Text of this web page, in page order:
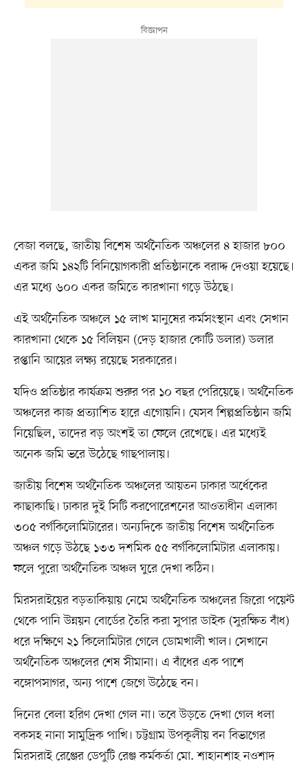
বেজা বলছে, জাতীয় বিশেষ অর্থনৈতিক অঞ্চলের ৪ হাজার ৮০০
একর জমি ১৪২টি বিনিয়োগকারী প্রতিষ্ঠানকে বরাদ্দ দেওয়া হয়েছে।
এর মধ্যে ৬০০ একর জমিতে কারখানা গড়ে উঠছে।
এই অর্থনৈতিক অঞ্চলে ১৫ লাখ মানুষের কর্মসংস্থান এবং সেখান
কারখানা থেকে ১৫ বিলিয়ন (দেড় হাজার কোটি ডলার) ডলার
রপ্তানি আয়ের লক্ষ্য রয়েছে সরকারের।
যদিও প্রতিষ্ঠার কার্যক্রম শুরুর পর ১০ বছর পেরিয়েছে। অর্থনৈতিক
অঞ্চলের কাজ প্রত্যাশিত হারে এগোয়নি। যেসব শিল্পপ্রতিষ্ঠান জমি
নিয়েছিল, তাদের বড় অংশই তা ফেলে রেখেছে। এর মধ্যেই
অনেক জমি ভরে উঠেছে গাছপালায়।
জাতীয় বিশেষ অর্থনৈতিক অঞ্চলের আয়তন ঢাকার অর্ধেকের
কাছাকাছি। ঢাকার দুই সিটি করপোরেশনের আওতাধীন এলাকা
৩০৫ বর্গকিলোমিটারের। অন্যদিকে জাতীয় বিশেষ অর্থনৈতিক
অঞ্চল গড়ে উঠছে ১৩৩ দশমিক ৫৫ বর্গকিলোমিটার এলাকায়।
ফলে পুরো অর্থনৈতিক অঞ্চল ঘুরে দেখা কঠিন।
মিরসরাইয়ের বড়তাকিয়ায় নেমে অর্থনৈতিক অঞ্চলের জিরো পয়েন্ট
থেকে পানি উন্নয়ন বোর্ডের তৈরি করা সুপার ডাইক (সুরক্ষিত বাঁধ)
ধরে দক্ষিণে ২১ কিলোমিটার গেলে ডোমখালী খাল। সেখানে
অর্থনৈতিক অঞ্চলের শেষ সীমানা। এ বাঁধের এক পাশে
বঙ্গোপসাগর, অন্য পাশে জেগে উঠেছে বন।
দিনের বেলা হরিণ দেখা গেল না। তবে উড়তে দেখা গেল ধলা
বকসহ নানা সামুদ্রিক পাখি। চট্টগ্রাম উপকূলীয় বন বিভাগের
মিরসরাই রেঞ্জের ডেপুটি রেঞ্জ কর্মকর্তা মো. শাহানশাহ নওশাদ